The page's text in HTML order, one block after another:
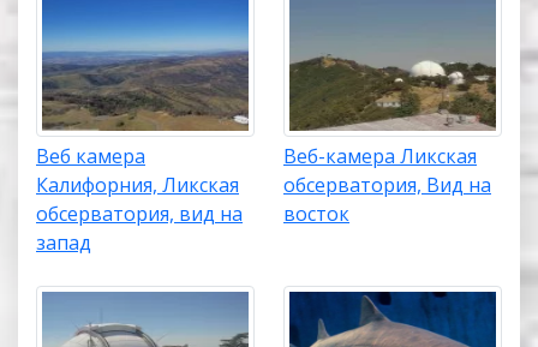
Веб камера
Калифорния, Ликская
обсерватория, вид на
запад
Веб-камера Ликская
обсерватория, Вид на
восток